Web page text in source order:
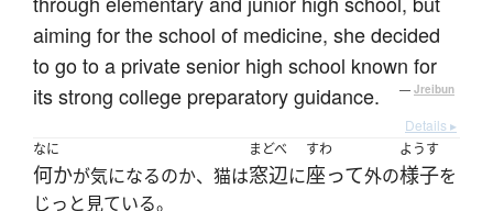
aiming for the school of medicine, she decided
to go to a private senior high school known for
its strong college preparatory guidance.
— Jreibun
Details ▸
なに
何かが気になるのか、猫は
まどべ
窓辺に
すわ
座って外の
ようす
様子を
じっと見ている。